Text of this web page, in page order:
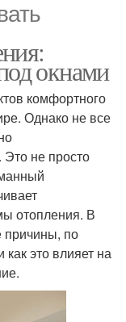
окнами
комфортного
Однако не все
не просто
отопления. В
причины, по
это влияет на